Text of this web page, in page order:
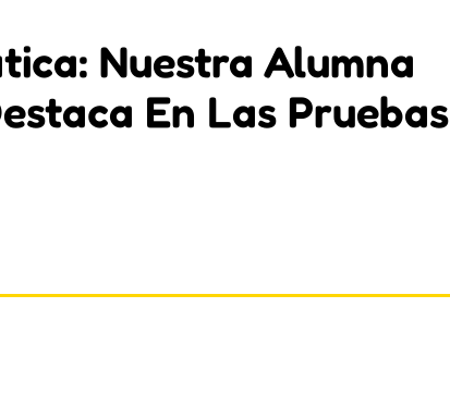
Nuestra Alumna
En Las Pruebas